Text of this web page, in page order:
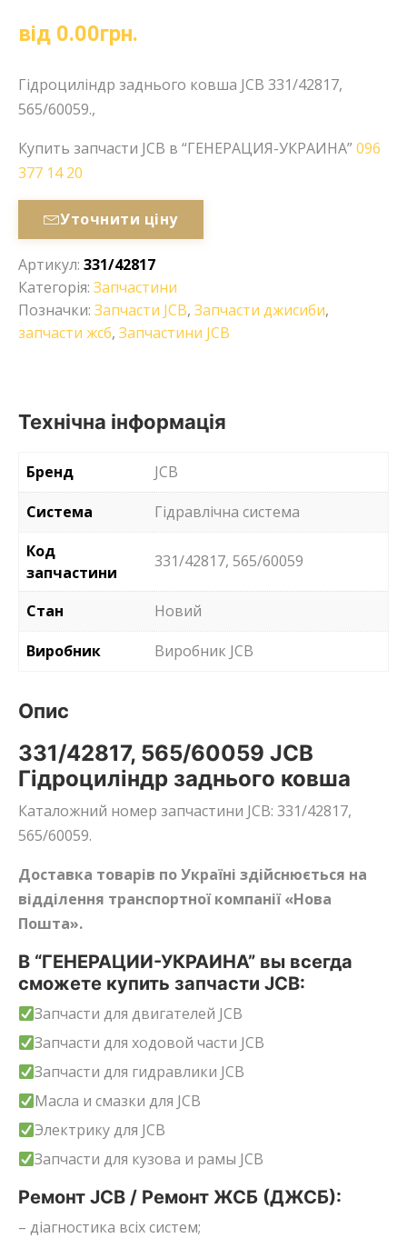
від 0.00грн.
Гідроциліндр заднього ковша JCB 331/42817,
565/60059.,
Купить запчасти JCB в “ГЕНЕРАЦИЯ-УКРАИНА”096
377 14 20
Уточнити ціну
Артикул: 331/42817
Категорія: Запчастини
Позначки: Запчасти JCB, Запчасти джисиби,
запчасти жсб, Запчастини JCB
Технічна інформація
Бренд
JCB
Система
Гідравлічна система
Код
запчастини
331/42817, 565/60059
Стан
Новий
Виробник
Виробник JCB
Опис
331/42817, 565/60059 JCB
Гідроциліндр заднього ковша
Каталожний номер запчастини JCB: 331/42817,
565/60059.
Доставка товарів по Україні здійснюється на
відділення транспортної компанії «Нова
Пошта».
В “ГЕНЕРАЦИИ-УКРАИНА” вы всегда
сможете купить запчасти JCB:
Запчасти для двигателей JCB
Запчасти для ходовой части JCB
Запчасти для гидравлики JCB
Масла и смазки для JCB
Электрику для JCB
Запчасти для кузова и рамы JCB
Ремонт JCB / Ремонт ЖСБ (ДЖСБ):
– діагностика всіх систем;